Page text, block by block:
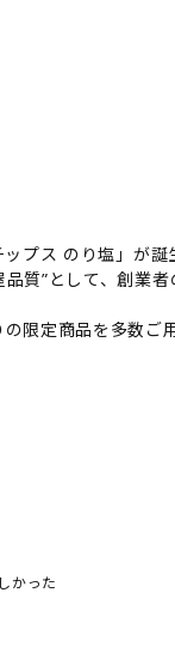
プス のり塩」が
質”として、創業
限定商品を多数ご
かった